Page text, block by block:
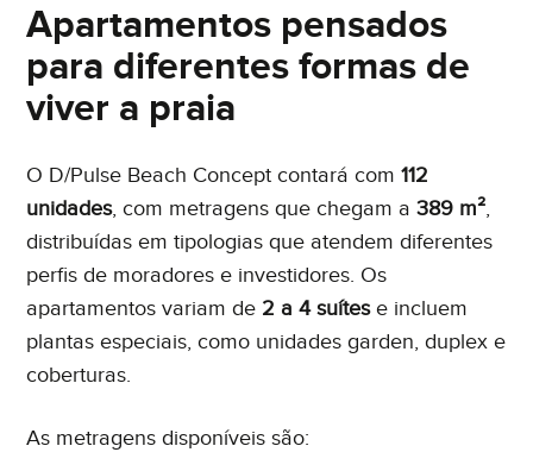
Apartamentos pensados
para diferentes formas de
viver a praia
O D/Pulse Beach Concept contará com112
unidades, com metragens que chegam a389 m²,
distribuídas em tipologias que atendem diferentes
perfis de moradores e investidores. Os
apartamentos variam de 2 a 4 suítese incluem
plantas especiais, como unidades garden, duplex e
coberturas.
As metragens disponíveis são: